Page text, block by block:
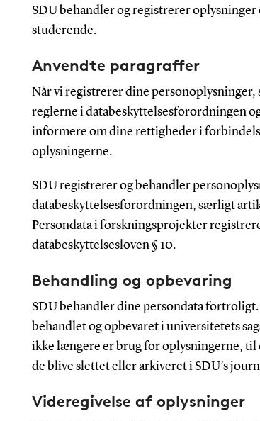
SDU behandler og registrerer oplysninger
studerende.
Anvendte paragraffer
Når vi registrerer dine personoplysninger,
reglerne i databeskyttelsesforordningen
informere om dine rettigheder i
oplysningerne.
SDU registrerer og behandler
databeskyttelsesforordningen, særligt
Persondata i forskningsprojekter
databeskyttelsesloven § 10.
Behandling og opbevaring
SDU behandler dine persondata
behandlet og opbevaret i universitetets
ikke længere er brug for oplysningerne,
de blive slettet eller arkiveret i SDU’s
Videregivelse af oplysninger